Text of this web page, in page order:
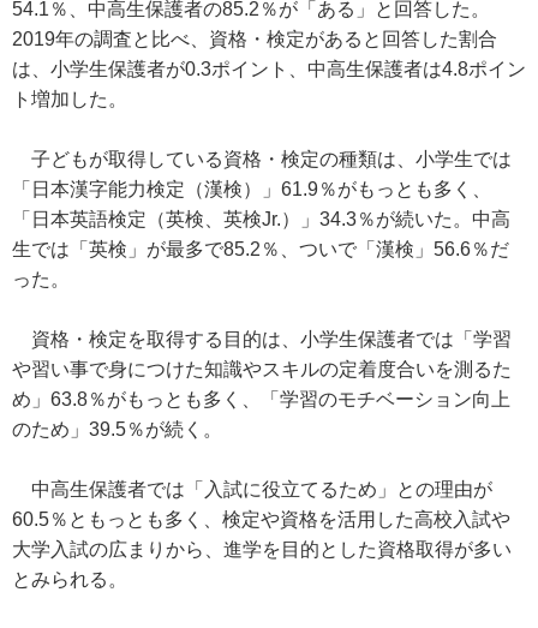
54.1％、中高生保護者の85.2％が「ある」と回答した。
2019年の調査と比べ、資格・検定があると回答した割合
は、小学生保護者が0.3ポイント、中高生保護者は4.8ポイン
ト増加した。
子どもが取得している資格・検定の種類は、小学生では
「日本漢字能力検定（漢検）」61.9％がもっとも多く、
「日本英語検定（英検、英検Jr.）」34.3％が続いた。中高
生では「英検」が最多で85.2％、ついで「漢検」56.6％だ
った。
資格・検定を取得する目的は、小学生保護者では「学習
や習い事で身につけた知識やスキルの定着度合いを測るた
め」63.8％がもっとも多く、「学習のモチベーション向上
のため」39.5％が続く。
中高生保護者では「入試に役立てるため」との理由が
60.5％ともっとも多く、検定や資格を活用した高校入試や
大学入試の広まりから、進学を目的とした資格取得が多い
とみられる。